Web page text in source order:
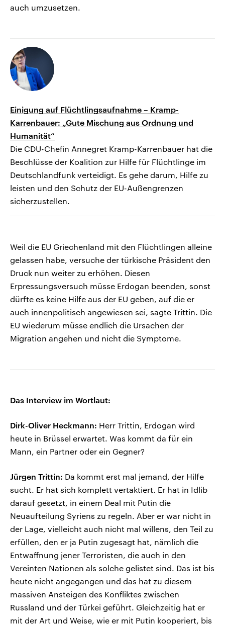
auch umzusetzen.
Einigung auf Flüchtlingsaufnahme – Kramp-
Karrenbauer: „Gute Mischung aus Ordnung und
Humanität“
Die CDU-Chefin Annegret Kramp-Karrenbauer hat die
Beschlüsse der Koalition zur Hilfe für Flüchtlinge im
Deutschlandfunk verteidigt. Es gehe darum, Hilfe zu
leisten und den Schutz der EU-Außengrenzen
sicherzustellen.
Weil die EU Griechenland mit den Flüchtlingen alleine
gelassen habe, versuche der türkische Präsident den
Druck nun weiter zu erhöhen. Diesen
Erpressungsversuch müsse Erdogan beenden, sonst
dürfte es keine Hilfe aus der EU geben, auf die er
auch innenpolitisch angewiesen sei, sagte Trittin. Die
EU wiederum müsse endlich die Ursachen der
Migration angehen und nicht die Symptome.
Das Interview im Wortlaut:
Dirk-Oliver Heckmann: Herr Trittin, Erdogan wird
heute in Brüssel erwartet. Was kommt da für ein
Mann, ein Partner oder ein Gegner?
Jürgen Trittin: Da kommt erst mal jemand, der Hilfe
sucht. Er hat sich komplett vertaktiert. Er hat in Idlib
darauf gesetzt, in einem Deal mit Putin die
Neuaufteilung Syriens zu regeln. Aber er war nicht in
der Lage, vielleicht auch nicht mal willens, den Teil zu
erfüllen, den er ja Putin zugesagt hat, nämlich die
Entwaffnung jener Terroristen, die auch in den
Vereinten Nationen als solche gelistet sind. Das ist bis
heute nicht angegangen und das hat zu diesem
massiven Ansteigen des Konfliktes zwischen
Russland und der Türkei geführt. Gleichzeitig hat er
mit der Art und Weise, wie er mit Putin kooperiert, bis